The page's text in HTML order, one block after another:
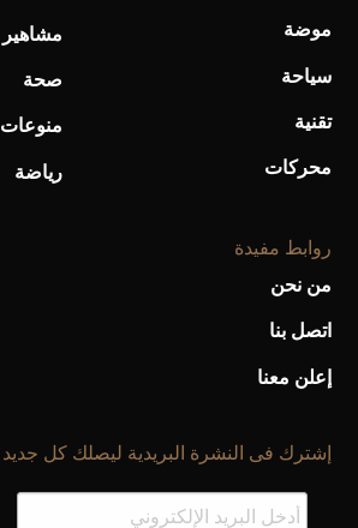
موضة
سياحة
تقنية
محركات
مشاهير
صحة
منوعات
رياضة
روابط مفيدة
من نحن
اتصل بنا
إعلن معنا
إشترك فى النشرة البريدية ليصلك كل جديد